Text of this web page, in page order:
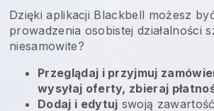
Dzięki aplikacji Blackbell możesz
prowadzenia osobistej działalności
niesamowite?
Przeglądaj i przyjmuj
wysyłaj oferty, zbieraj
Dodaj i edytuj swoją